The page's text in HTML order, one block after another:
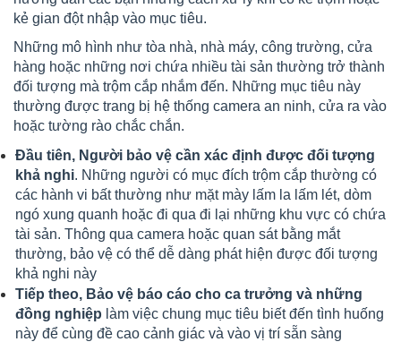
kẻ gian đột nhập vào mục tiêu.
Những mô hình như tòa nhà, nhà máy, công trường, cửa
hàng hoặc những nơi chứa nhiều tài sản thường trở thành
đối tượng mà trộm cắp nhắm đến. Những mục tiêu này
thường được trang bị hệ thống camera an ninh, cửa ra vào
hoặc tường rào chắc chắn.
Đầu tiên, Người bảo vệ cần xác định được đối tượng
khả nghi. Những người có mục đích trộm cắp thường có
các hành vi bất thường như mặt mày lấm la lấm lét, dòm
ngó xung quanh hoặc đi qua đi lại những khu vực có chứa
tài sản. Thông qua camera hoặc quan sát bằng mắt
thường, bảo vệ có thể dễ dàng phát hiện được đối tượng
khả nghi này
Tiếp theo, Bảo vệ báo cáo cho ca trưởng và những
đồng nghiệp làm việc chung mục tiêu biết đến tình huống
này để cùng đề cao cảnh giác và vào vị trí sẵn sàng